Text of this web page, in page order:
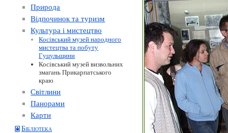
Природа
Відпочинок та туризм
Культура і мистецтво
Косівський музей народного
мистецтва та побуту
Гуцульщини
Косівський музей визвольних
змагань Прикарпатського
краю
Світлини
Панорами
Карти
Бібліотека